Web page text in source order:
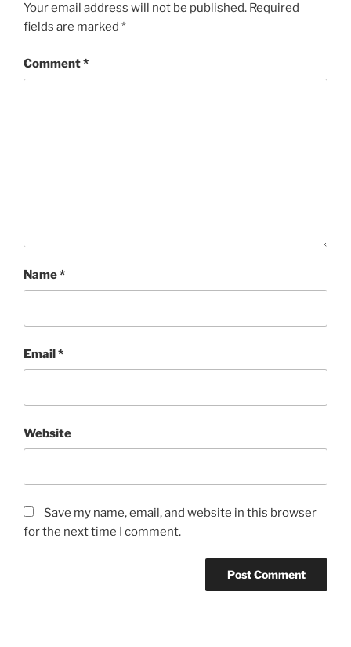
Your email address will not be published. Required
fields are marked *
Comment*
Name*
Email*
Website
Save my name, email, and website in this browser
for the next time I comment.